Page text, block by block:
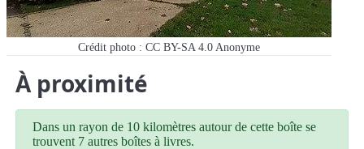
Crédit photo : CC BY-SA 4.0 Anonyme
À proximité
Dans un rayon de 10 kilomètres autour de cette boîte se
trouvent 7 autres boîtes à livres.